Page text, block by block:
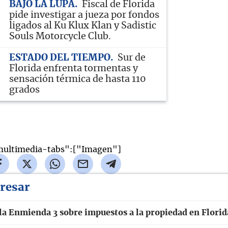
BAJO LA LUPA
Fiscal de Florida
pide investigar a jueza por fondos
ligados al Ku Klux Klan y Sadistic
Souls Motorcycle Club.
ESTADO DEL TIEMPO
Sur de
Florida enfrenta tormentas y
sensación térmica de hasta 110
grados
tabs":[" Imagen"]
Enmienda 3 sobre impuestos a la propiedad en